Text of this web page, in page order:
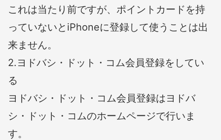
これは当たり前ですが、ポイントカードを持
っていないとiPhoneに登録して使うことは出
来ません。
2.ヨドバシ・ドット・コム会員登録をしてい
る
ヨドバシ・ドット・コム会員登録はヨドバ
シ・ドット・コムのホームページで行いま
す。